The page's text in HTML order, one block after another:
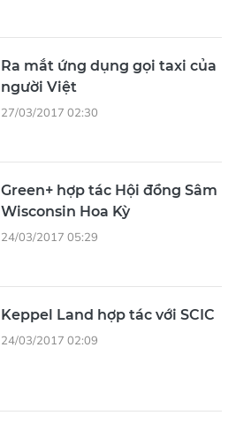
Ra mắt ứng dụng gọi taxi của
người Việt
27/03/2017 02:30
Green+ hợp tác Hội đồng Sâm
Wisconsin Hoa Kỳ
24/03/2017 05:29
Keppel Land hợp tác với SCIC
24/03/2017 02:09